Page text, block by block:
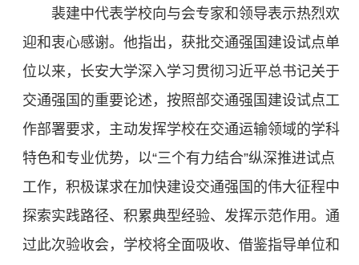
裴建中代表学校向与会专家和领导表示热烈欢
迎和衷心感谢。他指出，获批交通强国建设试点单
位以来，长安大学深入学习贯彻习近平总书记关于
交通强国的重要论述，按照部交通强国建设试点工
作部署要求，主动发挥学校在交通运输领域的学科
特色和专业优势，以“三个有力结合”纵深推进试点
工作，积极谋求在加快建设交通强国的伟大征程中
探索实践路径、积累典型经验、发挥示范作用。通
过此次验收会，学校将全面吸收、借鉴指导单位和